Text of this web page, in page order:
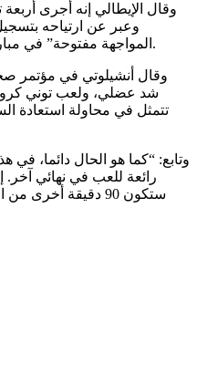
وقال الإيطالي إنه أجرى
وعبر عن ارتياحه
المواجهة مفتوحة” في مباراة الإياب في مدريد الأسبوع المقبل.
وقال أنشيلوتي في مؤتمر
شد عضلي، ولعب توني
تتمثل في محاولة استعادة
وتابع: “كما هو الحال دائما،
رائعة للعب في نهائي آخر.
ستكون 90 دقيقة